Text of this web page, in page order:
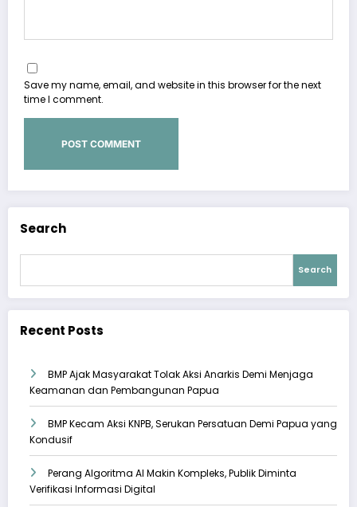
Save my name, email, and website in this browser for the next
time I comment.
Search
Search
Recent Posts
BMP Ajak Masyarakat Tolak Aksi Anarkis Demi Menjaga
Keamanan dan Pembangunan Papua
BMP Kecam Aksi KNPB, Serukan Persatuan Demi Papua yang
Kondusif
Perang Algoritma AI Makin Kompleks, Publik Diminta
Verifikasi Informasi Digital